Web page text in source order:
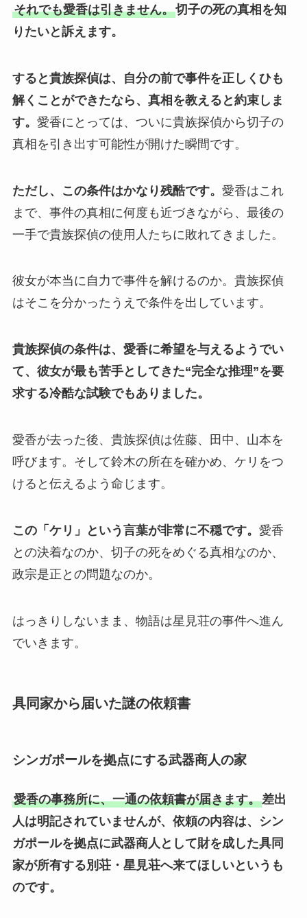
それでも愛香は引きません。切子の死の真相を知
りたいと訴えます。
すると貴族探偵は、自分の前で事件を正しくひも
解くことができたなら、真相を教えると約束しま
す。 愛香にとっては、ついに貴族探偵から切子の
真相を引き出す可能性が開けた瞬間です。
ただし、この条件はかなり残酷です。 愛香はこれ
まで、事件の真相に何度も近づきながら、最後の
一手で貴族探偵の使用人たちに敗れてきました。
彼女が本当に自力で事件を解けるのか。貴族探偵
はそこを分かったうえで条件を出しています。
貴族探偵の条件は、愛香に希望を与えるようでい
て、彼女が最も苦手としてきた“完全な推理”を要
求する冷酷な試験でもありました。
愛香が去った後、貴族探偵は佐藤、田中、山本を
呼びます。そして鈴木の所在を確かめ、ケリをつ
けると伝えるよう命じます。
この「ケリ」という言葉が非常に不穏です。 愛香
との決着なのか、切子の死をめぐる真相なのか、
政宗是正との問題なのか。
はっきりしないまま、物語は星見荘の事件へ進ん
でいきます。
具同家から届いた謎の依頼書
シンガポールを拠点にする武器商人の家
愛香の事務所に、一通の依頼書が届きます。差出
人は明記されていませんが、依頼の内容は、シン
ガポールを拠点に武器商人として財を成した具同
家が所有する別荘・星見荘へ来てほしいというも
のです。